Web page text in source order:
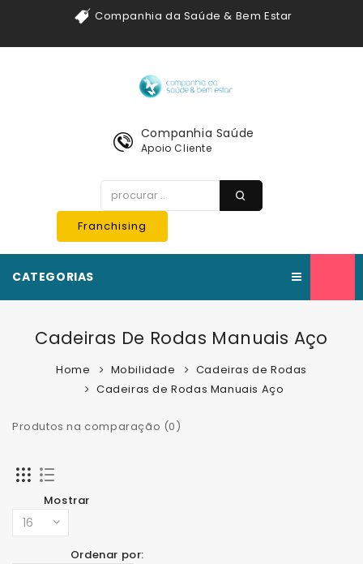
Companhia da Saúde & Bem Estar
Companhia Saúde
Apoio Cliente
Franchising
CATEGORIAS
Cadeiras De Rodas Manuais Aço
Home Mobilidade
Cadeiras de Rodas
Cadeiras de Rodas Manuais Aço
Produtos na comparação (0)
Mostrar
Ordenar por: